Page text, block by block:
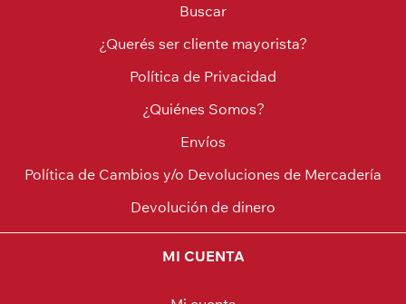
Buscar
¿Querés ser cliente mayorista?
Política de Privacidad
¿Quiénes Somos?
Envíos
Política de Cambios y/o Devoluciones de Mercadería
Devolución de dinero
MI CUENTA